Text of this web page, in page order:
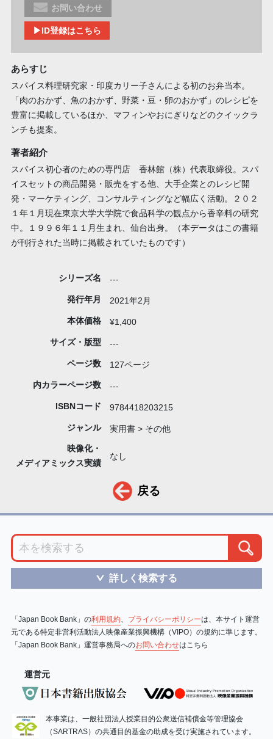
お問い合わせ
▶ID登録はこちら
あらすじ
スパイス料理研究家・印度カリー子さんによる初のお弁当本。
「肉のおかず、魚のおかず、野菜・豆・卵のおかず」のレシピを
豊富に掲載しているほか、マフィンやおにぎりなどのクイックラ
ンチも提案。
著者紹介
スパイス初心者のための専門店 香林館（株）代表取締役。スパ
イスセットの商品開発・販売をする他、大手企業とのレシピ開
発・マーケティング、コンサルティングなど幅広く活動。２０２
１年１月現在東京大学大学院で食品科学の観点から香辛料の研究
中。１９９６年１１月生まれ、仙台出身。（本データはこの書籍
が刊行された当時に掲載されていたものです）
シリーズ名 ---
発行年月 2021年2月
本体価格 ¥1,400
サイズ・版型 ---
ページ数 127ページ
内カラーページ数 ---
ISBNコード 9784418203215
ジャンル 実用書 > その他
映像化・
メディアミックス実績
なし
戻る
＞ 詳しく検索する
「Japan Book Bank」の利用規約、 プライバシーポリシーは、本サイト運営
元である特定非営利活動法人映像産業振興機構（VIPO）の規約に準じます。
「Japan Book Bank」運営事務局へのお問い合わせはこちら
運営元
本事業は、一般社団法人授業目的公衆送信補償金等管理協会
（SARTRAS）の共通目的基金の助成を受け実施されています。